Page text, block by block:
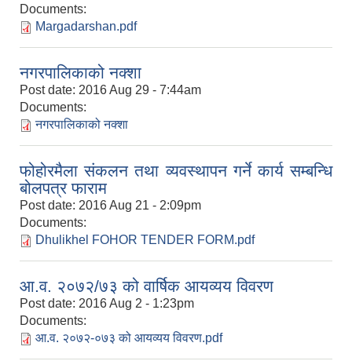
Documents:
Margadarshan.pdf
नगरपालिकाको नक्शा
Post date: 2016 Aug 29 - 7:44am
Documents:
नगरपालिकाको नक्शा
फोहोरमैला संकलन तथा व्यवस्थापन गर्ने कार्य सम्बन्धि
बोलपत्र फाराम
Post date: 2016 Aug 21 - 2:09pm
Documents:
Dhulikhel FOHOR TENDER FORM.pdf
आ.व. २०७२/७३ को वार्षिक आयव्यय विवरण
Post date: 2016 Aug 2 - 1:23pm
Documents:
आ.व. २०७२-०७३ को आयव्यय विवरण.pdf